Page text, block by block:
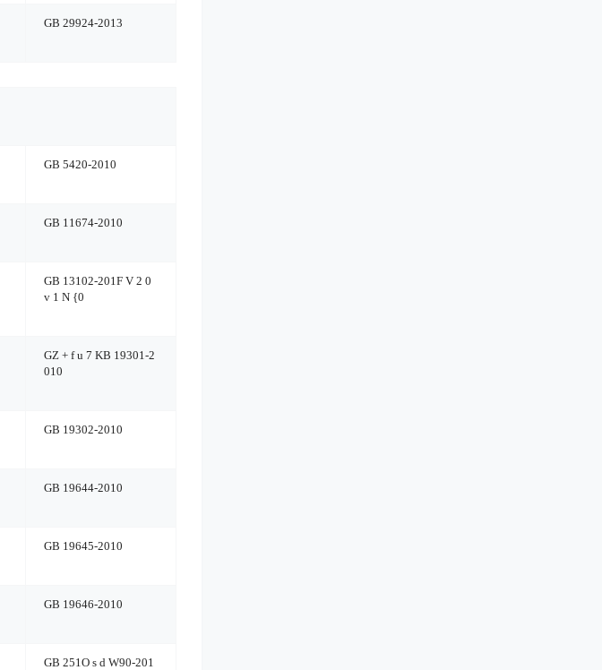
GB 29924-2013
GB 5420-2010
GB 11674-2010
GB 13102-201 F V 2 0
v 1 N {0
GZ + f u 7 KB 19301-2
010
GB 19302-2010
GB 19644-2010
GB 19645-2010
GB 19646-2010
GB 251 O s d W90-201